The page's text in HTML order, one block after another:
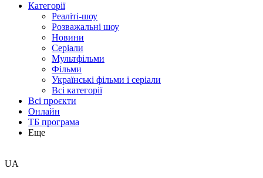
Категорії
Реаліті-шоу
Розважальні шоу
Новини
Серіали
Мультфільми
Фільми
Українські фільми і серіали
Всі категорії
Всі проєкти
Онлайн
ТБ програма
Еще
UA